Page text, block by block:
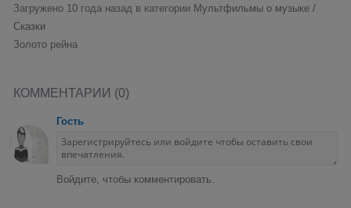
Загружено 10 года назад в категории Мультфильмы о музыке /
Сказки
Золото рейна
КОММЕНТАРИИ (0)
Гость
Войдите, чтобы комментировать.